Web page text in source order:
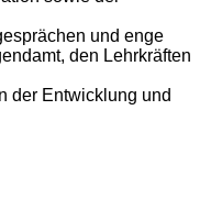
und enge
den Lehrkräften
der Entwicklung und